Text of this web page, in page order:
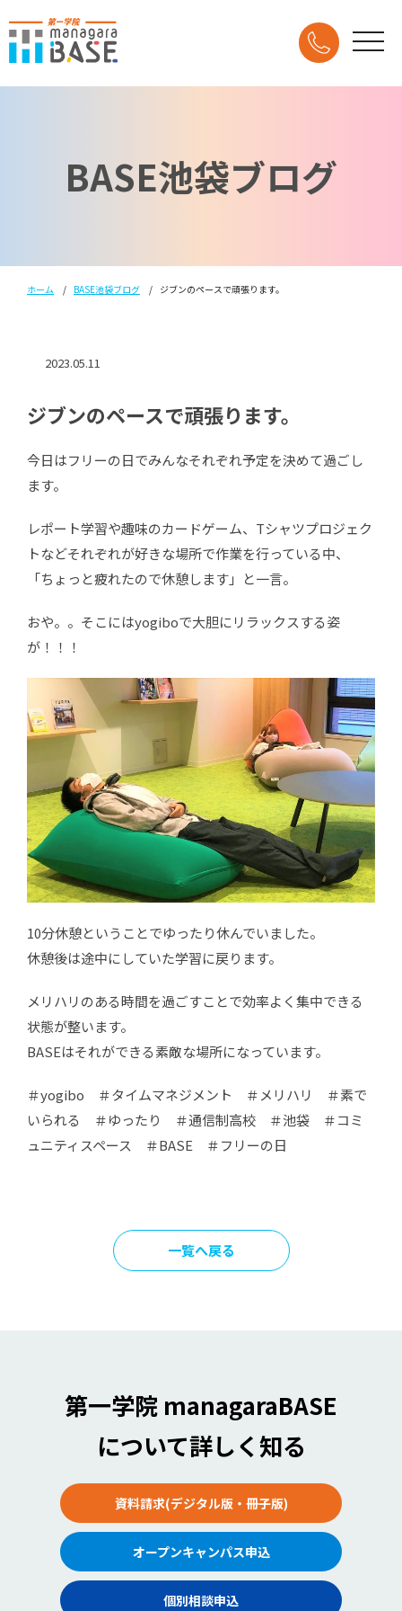
BASE池袋ブログ
ホーム BASE池袋ブログ ジブンのペースで頑張ります。
2023.05.11
ジブンのペースで頑張ります。
今日はフリーの日でみんなそれぞれ予定を決めて過ごし
ます。
レポート学習や趣味のカードゲーム、Tシャツプロジェク
トなどそれぞれが好きな場所で作業を行っている中、
「ちょっと疲れたので休憩します」と一言。
おや。。そこにはyogiboで大胆にリラックスする姿
が！！！
10分休憩ということでゆったり休んでいました。
休憩後は途中にしていた学習に戻ります。
メリハリのある時間を過ごすことで効率よく集中できる
状態が整います。
BASEはそれができる素敵な場所になっています。
＃yogibo ＃タイムマネジメント ＃メリハリ ＃素で
いられる ＃ゆったり ＃通信制高校 ＃池袋 ＃コミ
ュニティスペース ＃BASE ＃フリーの日
一覧へ戻る
第一学院 managaraBASE
について詳しく知る
資料請求(デジタル版・冊子版)
オープンキャンパス申込
個別相談申込